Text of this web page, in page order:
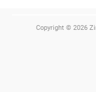
Copyright © 2026